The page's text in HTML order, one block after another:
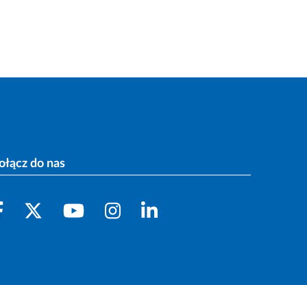
do nas